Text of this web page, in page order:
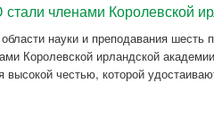
членами Королевской
науки и преподавания шесть
Королевской ирландской
высокой честью, которой